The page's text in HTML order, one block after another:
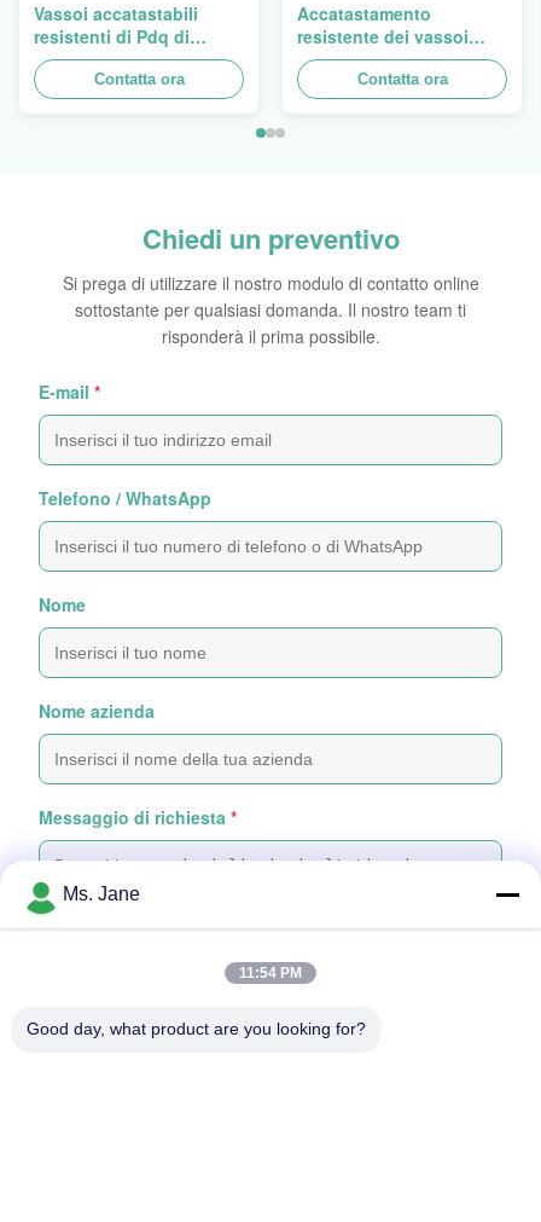
Vassoi accatastabili
resistenti di Pdq di
progettazione di Costco
a vendere tenda, carico
100kgs
Contatta ora
Accatastamento
resistente dei vassoi
doppi del cartone PDQ
per la promozione le
spezie/alimenti
Contatta ora
Chiedi un preventivo
Si prega di utilizzare il nostro modulo di contatto online
sottostante per qualsiasi domanda. Il nostro team ti
risponderà il prima possibile.
E-mail *
Telefono / WhatsApp
Nome
Nome azienda
Messaggio di richiesta *
Attachare file
Ms. Jane
11:54 PM
Good day, what product are you looking for?